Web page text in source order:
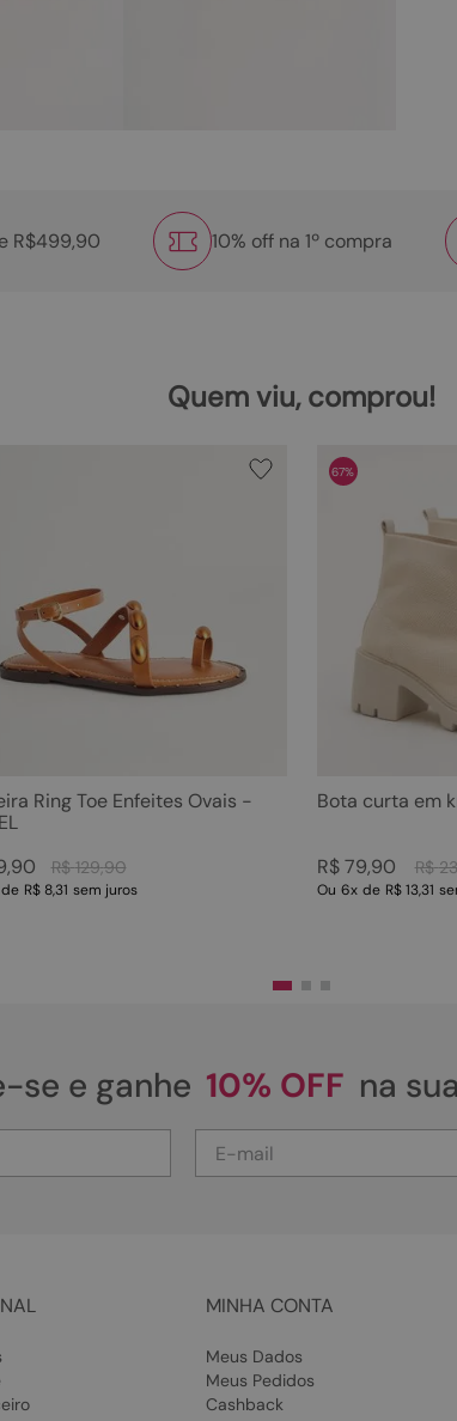
R$499,90 10% off na 1º compra
Quem viu, comprou!
Ring Toe Enfeites Ovais -
R$ 129,90
,90
de R$ 8,31 sem juros
67%
Bota curta em
R$
R$ 79,90
Ou 6x de R$ 13,31
se e ganhe 10% OFF na
MINHA CONTA
Meus Dados
Meus Pedidos
Cashback